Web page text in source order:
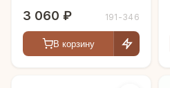
3 060 ₽ 191-346
В корзину